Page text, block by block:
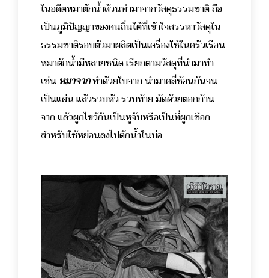
ในอดีตหมาตักน้ำล้วนทำมาจากวัสดุธรรมชาติ ถือ
เป็นภูมิปัญญาของคนถิ่นใต้ที่เข้าใจสรรหาวัสดุใน
ธรรมชาติรอบตัวมาผลิตเป็นเครื่องใช้ในครัวเรือน
หมาตักน้ำมีหลายชนิด เรียกตามวัสดุที่นำมาทำ
เช่น หมาจากทำด้วยใบจาก นำมาคลี่ซ้อนกันจน
เป็นแผ่น แล้วรวบหัว รวบท้าย มัดด้วยตอกก้าน
จาก แล้วผูกไขว้กันเป็นหูจับหรือเป็นที่ผูกเชือก
สำหรับใช้หย่อนลงไปตักน้ำในบ่อ